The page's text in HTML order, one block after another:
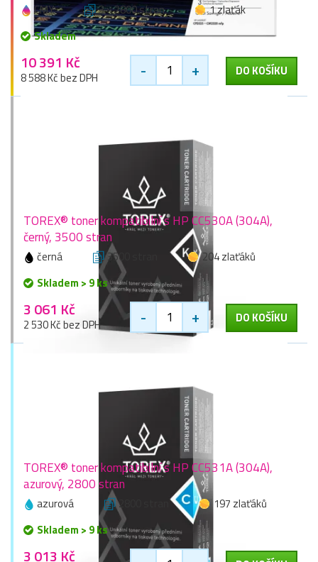
CMY 3 × 2800 stran
1 zlaťák
Skladem
10 391 Kč
8 588 Kč bez DPH - + DO KOŠÍKU
TOREX® toner kompatibilní s HP CC530A (304A),
černý, 3500 stran
černá 3500 stran
204 zlaťáků
Skladem > 9 ks
3 061 Kč
2 530 Kč bez DPH - + DO KOŠÍKU
TOREX® toner kompatibilní s HP CC531A (304A),
azurový, 2800 stran
azurová 2800 stran
197 zlaťáků
Skladem > 9 ks
3 013 Kč